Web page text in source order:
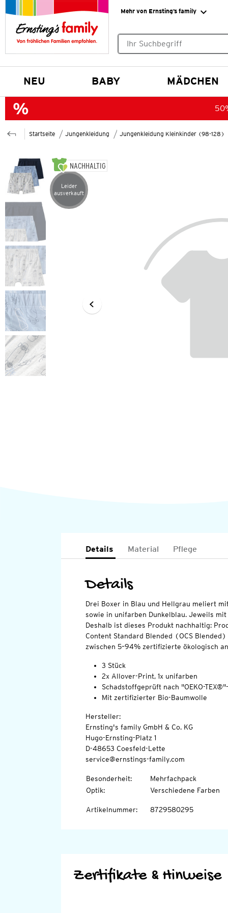
Mehr von Ernsting’s family
NEU BABY MÄDCHEN
Startseite Jungenkleidung Jungenkleidung Kleinkinder (98-128)
NACHHALTIG
Artikel leider ausverkauft
Leider
ausverkauft
Details Material Pflege
Details
Drei Boxer in Blau und Hellgrau meliert
sowie in unifarben Dunkelblau. Jeweils
Deshalb ist dieses Produkt nachhaltig:
Content Standard Blended (OCS
zwischen 5–94% zertifizierte ökologisch
3 Stück
2x Allover-Print, 1x unifarben
Schadstoffgeprüft nach "OEKO-
Mit zertifizierter Bio-Baumwolle
Hersteller:
Ernsting's family GmbH & Co. KG
Hugo-Ernsting-Platz 1
D-48653 Coesfeld-Lette
service@ernstings-family.com
Besonderheit:
Mehrfachpack
Optik: Verschiedene Farben
Artikelnummer: 8729580295
Zertifikate & Hinweise